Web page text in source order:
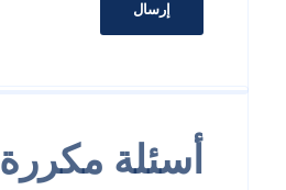
أسئلة مكررة